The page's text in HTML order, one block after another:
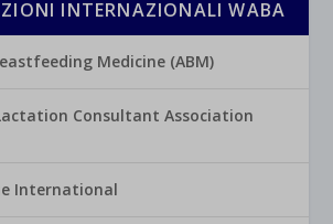
INTERNAZIONALI WABA
Medicine (ABM)
Consultant Association
International